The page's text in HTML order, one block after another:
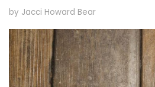
by Jacci Howard Bear